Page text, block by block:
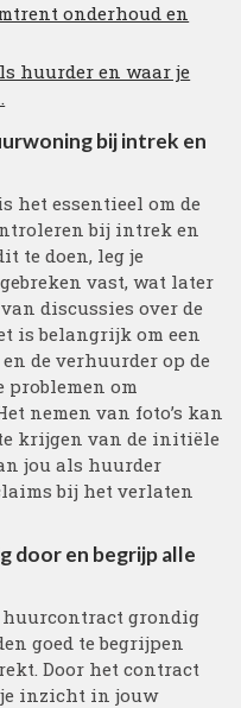
onderhoud en
huurder en waar je
bij intrek en
het essentieel om de
bij intrek en
te doen, leg je
vast, wat later
discussies over de
is belangrijk om een
de verhuurder op de
problemen om
nemen van foto’s kan
krijgen van de initiële
jou als huurder
bij het verlaten
door en begrijp alle
huurcontract grondig
goed te begrijpen
Door het contract
inzicht in jouw